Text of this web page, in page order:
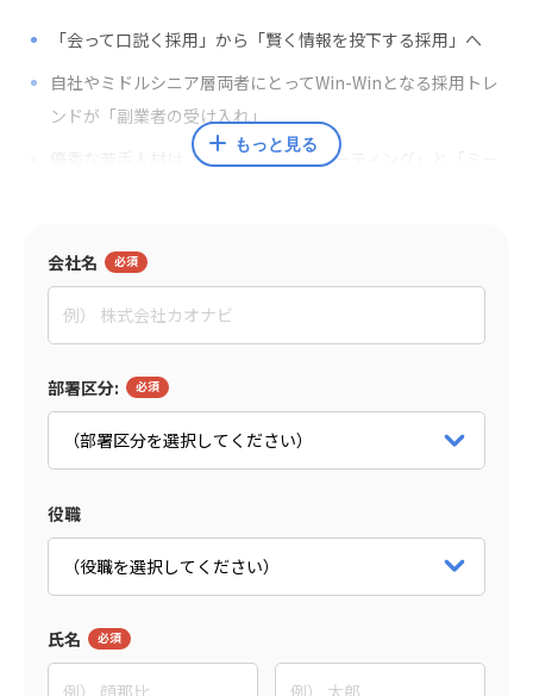
「会って口説く採用」から「賢く情報を投下する採用」へ
自社やミドルシニア層両者にとってWin-Winとなる採用トレ
ンドが「副業者の受け入れ」
優秀な若手人材は「ダイレクトリクルーティング」と「ミー
監修者
東野 敦
People Trees合同会社
Co-CEO
パートナー詳細をみる
もっと見る
会社名
部署区分:
役職
氏名